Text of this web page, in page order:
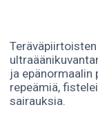
ja epänormaalin
repeämiä,
sairauksia.